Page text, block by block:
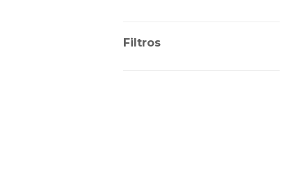
Filtros